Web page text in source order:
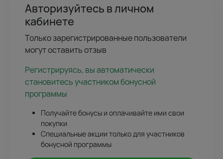
Авторизуйтесь в личном
кабинете
Только зарегистрированные пользователи
могут оставить отзыв
Регистрируясь, вы автоматически
становитесь участником бонусной
программы
Получайте бонусы и оплачивайте ими свои
покупки
Специальные акции только для участников
бонусной программы